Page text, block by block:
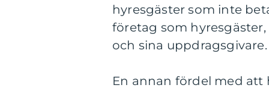
hyresgäster som inte
företag som
och sina uppdragsgivare.
En annan fördel med att